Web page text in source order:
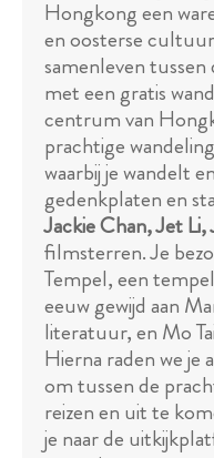
Hongkong een
en oosterse
samenleven tussen
met een gratis
centrum van
prachtige
waarbij je wandelt
gedenkplaten en
Jackie Chan, Jet
filmsterren. Je
Tempel, een
eeuw gewijd aan
literatuur, en Mo
Hierna raden we je
om tussen de
reizen en uit te
je naar de